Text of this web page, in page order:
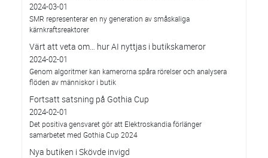
2024-03-01
SMR representerar en ny generation av småskaliga
kärnkraftsreaktorer
Värt att veta om… hur AI nyttjas i butikskameror
2024-02-01
Genom algoritmer kan kamerorna spåra rörelser och analysera
flöden av människor i butik
Fortsatt satsning på Gothia Cup
2024-02-01
Det positiva gensvaret gör att Elektroskandia förlänger
samarbetet med Gothia Cup 2024
Nya butiken i Skövde invigd